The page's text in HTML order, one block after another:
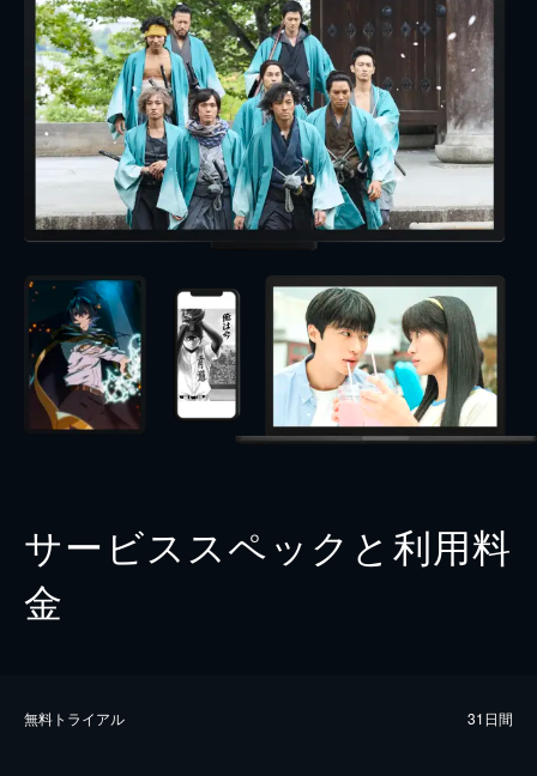
サービススペックと利用料
金
無料トライアル 31日間